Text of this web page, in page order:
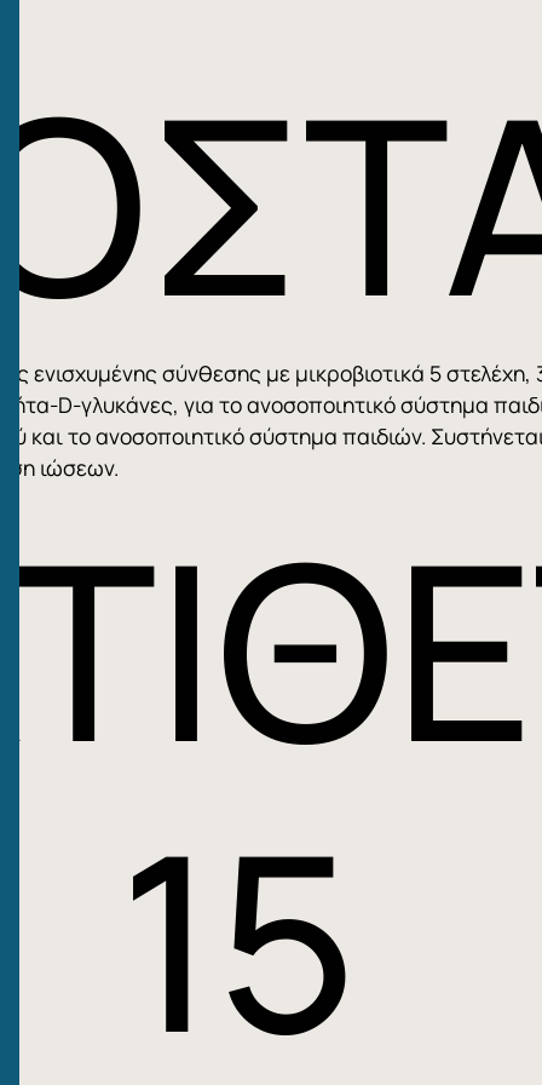
σύνθεσης με μικροβιοτικά 5 στελέχη,
D-γλυκάνες, για το ανοσοποιητικό σύστημα
και το ανοσοποιητικό σύστημα παιδιών.
ιώσεων.